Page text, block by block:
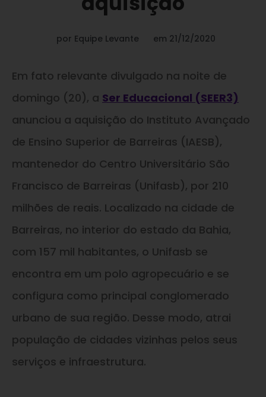
por Equipe Levante em 21/12/2020
Em fato relevante divulgado na noite de
domingo (20), a Ser Educacional (SEER3)
anunciou a aquisição do Instituto Avançado
de Ensino Superior de Barreiras (IAESB),
mantenedor do Centro Universitário São
Francisco de Barreiras (Unifasb), por 210
milhões de reais. Localizado na cidade de
Barreiras, no interior do estado da Bahia,
com 157 mil habitantes, o Unifasb se
encontra em um polo agropecuário e se
configura como principal conglomerado
urbano de sua região. Desse modo, atrai
população de cidades vizinhas pelos seus
serviços e infraestrutura.